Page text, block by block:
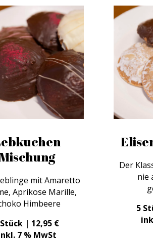
mit Amaretto
Aprikose Marille,
Himbeere
| 12,95 €
7 % MwSt
Der
nie
5